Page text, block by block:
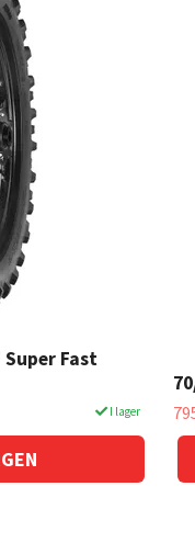
Super Fast
I lager